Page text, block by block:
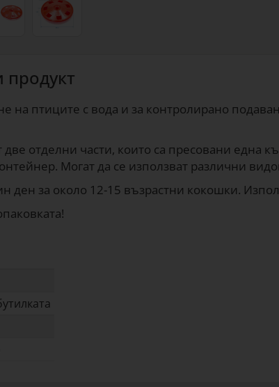
на птиците с вода и за контролирано
две отделни части, които са пресовани една
Могат да се използват различни
ден за около 12-15 възрастни кокошки.